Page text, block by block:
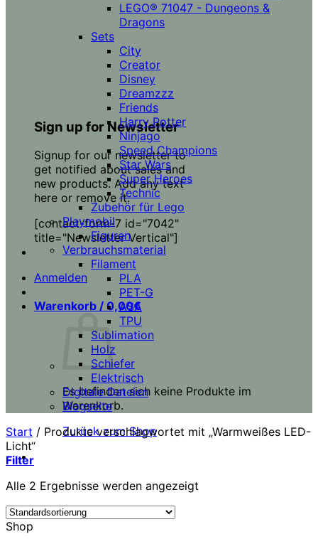
Sign up for Newsletter
Signup for our newsletter to
get notified about sales and
new products. Add any text
here or remove it.
[contact-form-7 id="7042"
title="Newsletter Vertical"]
Anmelden
Warenkorb / 0,00€
Es befinden sich keine Produkte im
Warenkorb.
Zurück zum Shop
LEGO® 71047 - Dungeons &
Dragons
Sets
City
Creator
Disney
Dreamzzz
Friends
Harry Potter
Ninjago
Speed Champions
Star Wars
Super Heroes
Technic
Zubehör für Lego
Playmobil
Figuren
Verbrauchsmaterial
Filament
PLA
PET-G
ASA
TPU
Sublimation
Holz
Schiefer
Elektrisch
Digitale Dateien
Blogseite
Start / Produkte verschlagwortet mit „Warmweißes LED-
Licht“
Filter
Alle 2 Ergebnisse werden angezeigt
Shop